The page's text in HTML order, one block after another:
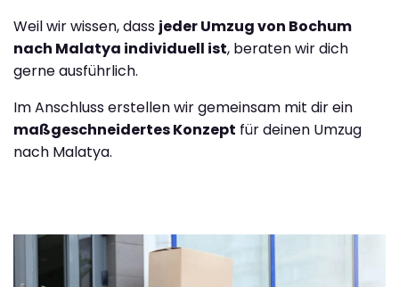
Weil wir wissen, dass jeder Umzug von Bochum
nach Malatya individuell ist, beraten wir dich
gerne ausführlich.
Im Anschluss erstellen wir gemeinsam mit dir ein
maßgeschneidertes Konzept für deinen Umzug
nach Malatya.